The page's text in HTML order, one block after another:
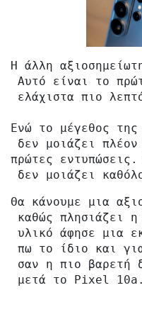
Η άλλη
Αυτό είναι το
ελάχιστα πιο
Ενώ το μέγεθος
δεν μοιάζει
πρώτες
δεν μοιάζει
Θα κάνουμε μια
καθώς πλησιάζει
υλικό άφησε μια
πω το ίδιο και
σαν η πιο βαρετή
μετά το Pixel 10a.